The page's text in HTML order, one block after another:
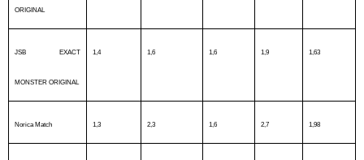
ORIGINAL
JSB EXACT
MONSTER ORIGINAL
1,4 1,6 1,6 1,9 1,63
Norica Match 1,3 2,3 1,6 2,7 1,98